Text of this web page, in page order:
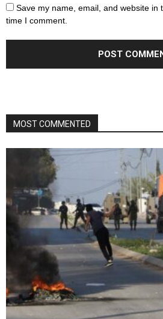
Save my name, email, and website in
time I comment.
MOST COMMENTED